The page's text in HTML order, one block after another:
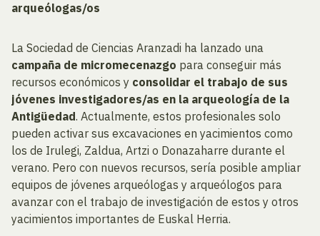
arqueólogas/os
La Sociedad de Ciencias Aranzadi ha lanzado una
campaña de micromecenazgo para conseguir más
recursos económicos y consolidar el trabajo de sus
jóvenes investigadores/as en la arqueología de la
Antigüedad. Actualmente, estos profesionales solo
pueden activar sus excavaciones en yacimientos como
los de Irulegi, Zaldua, Artzi o Donazaharre durante el
verano. Pero con nuevos recursos, sería posible ampliar
equipos de jóvenes arqueólogas y arqueólogos para
avanzar con el trabajo de investigación de estos y otros
yacimientos importantes de Euskal Herria.